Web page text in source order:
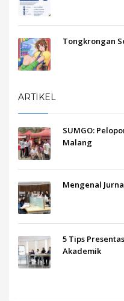
Tongkrongan
ARTIKEL
SUMGO:
Malang
Mengenal
5 Tips
Akademik